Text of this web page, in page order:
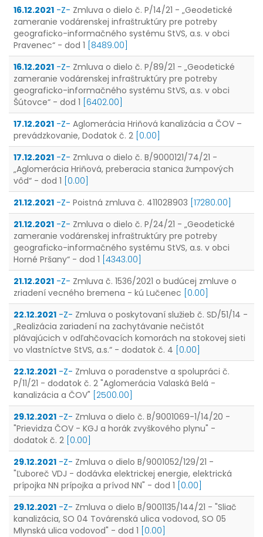
16.12.2021 -Z- Zmluva o dielo č. P/14/21 - „Geodetické
zameranie vodárenskej infraštruktúry pre potreby
geograficko-informačného systému StVS, a.s. v obci
Pravenec“ - dod 1 [8489.00]
16.12.2021 -Z- Zmluva o dielo č. P/89/21 - „Geodetické
zameranie vodárenskej infraštruktúry pre potreby
geograficko-informačného systému StVS, a.s. v obci
Šútovce“ - dod 1 [6402.00]
17.12.2021 -Z- Aglomerácia Hriňová kanalizácia a ČOV –
prevádzkovanie, Dodatok č. 2 [0.00]
17.12.2021 -Z- Zmluva o dielo č. B/9000121/74/21 -
„Aglomerácia Hriňová, preberacia stanica žumpových
vôd“ - dod 1 [0.00]
21.12.2021 -Z- Poistná zmluva č. 411028903 [17280.00]
21.12.2021 -Z- Zmluva o dielo č. P/24/21 - „Geodetické
zameranie vodárenskej infraštruktúry pre potreby
geograficko-informačného systému StVS, a.s. v obci
Horné Pršany“ - dod 1 [4343.00]
21.12.2021 -Z- Zmluva č. 1536/2021 o budúcej zmluve o
zriadení vecného bremena - kú Lučenec [0.00]
22.12.2021 -Z- Zmluva o poskytovaní služieb č. SD/51/14 -
„Realizácia zariadení na zachytávanie nečistôt
plávajúcich v odľahčovacích komorách na stokovej sieti
vo vlastníctve StVS, a.s.“ - dodatok č. 4 [0.00]
22.12.2021 -Z- Zmluva o poradenstve a spolupráci č.
P/11/21 - dodatok č. 2 "Aglomerácia Valaská Belá -
kanalizácia a ČOV" [2500.00]
29.12.2021 -Z- Zmluva o dielo č. B/9001069-1/14/20 -
"Prievidza ČOV - KGJ a horák zvyškového plynu" -
dodatok č. 2 [0.00]
29.12.2021 -Z- Zmluva o dielo B/9001052/129/21 -
"Ľuboreč VDJ - dodávka elektrickej energie, elektrická
prípojka NN prípojka a prívod NN" - dod 1 [0.00]
29.12.2021 -Z- Zmluva o dielo B/9001135/144/21 - "Sliač
kanalizácia, SO 04 Továrenská ulica vodovod, SO 05
Mlynská ulica vodovod" - dod 1 [0.00]